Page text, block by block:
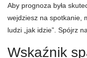
Aby prognoza była
wejdziesz na spotkanie,
ludzi „jak idzie”. Spójrz
Wskaźnik